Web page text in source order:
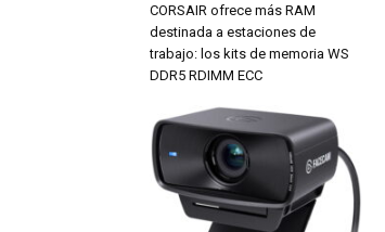
CORSAIR ofrece más RAM
destinada a estaciones de
trabajo: los kits de memoria WS
DDR5 RDIMM ECC